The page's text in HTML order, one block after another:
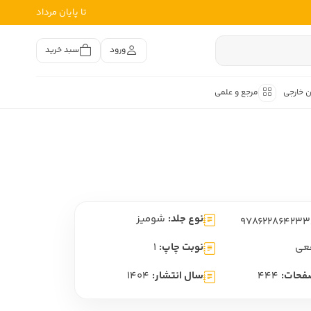
تا پایان مرداد
ورود سبد خرید
خارجی مرجع و علمی
فارسی
متون کهن
نوع جلد: شومیز
نوبت چاپ: 1
444 سال انتشار: 1404